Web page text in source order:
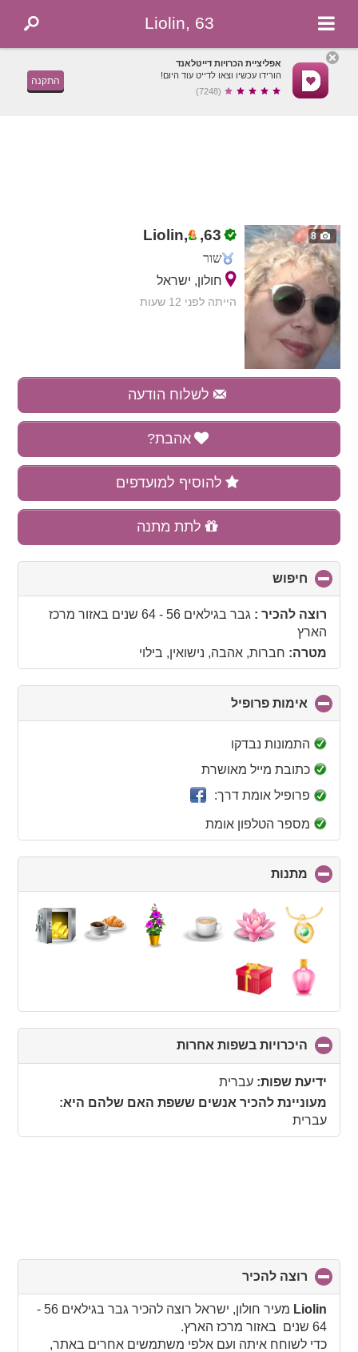
Liolin, 63
אפליציית הכרויות דייטלאנד
הורידו עכשיו וצאו לדייט עוד היום!
(7248)
התקנה
8
Liolin, ,63
שור
חולון, ישראל
הייתה לפני 12 שעות
לשלוח הודעה
אהבת?
להוסיף למועדפים
לתת מתנה
חיפוש
to
collapseרוצה להכיר : גבר בגילאים 56 - 64 שנים באזור מרכז
הארץ
מטרה: חברות, אהבה, נישואין, בילוי
אימות פרופיל
to
התמונות נבדקו
כתובת מייל מאושרת
פרופיל אומת דרך:
מספר הטלפון אומת
מתנות
to
collapse
contents
היכרויות בשפות אחרות
to
ידיעת שפות: עברית
מעוניינת להכיר אנשים ששפת האם שלהם היא:
עברית
רוצה להכיר
to
collapse
contents
Liolin
מעיר חולון, ישראל רוצה להכיר גבר בגילאים 56 -
64 שנים באזור מרכז הארץ.
כדי לשוחח איתה ועם אלפי משתמשים אחרים באתר,